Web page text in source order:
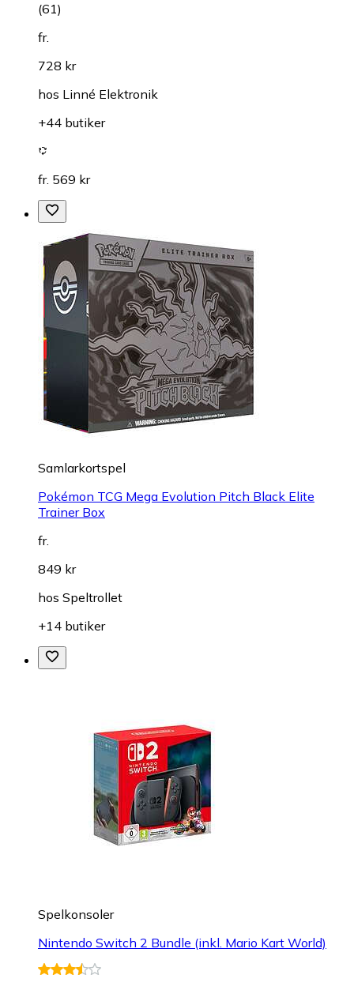
(61)
fr.
728 kr
hos Linné Elektronik
+44 butiker
fr. 569 kr
Samlarkortspel
Pokémon TCG Mega Evolution Pitch Black Elite
Trainer Box
fr.
849 kr
hos Speltrollet
+14 butiker
Spelkonsoler
Nintendo Switch 2 Bundle (inkl. Mario Kart World)